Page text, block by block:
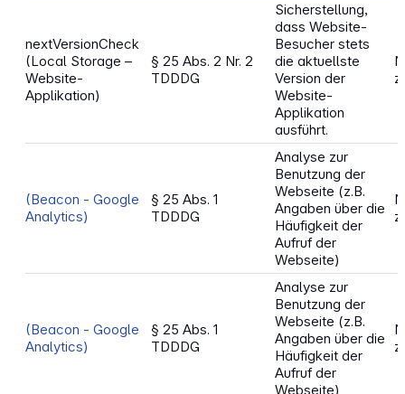
nextVersionCheck
(Local Storage –
Website-
Applikation)
§ 25 Abs. 2 Nr. 2
TDDDG
Sicherstellung,
dass Website-
Besucher stets
die aktuellste
Version der
Website-
Applikation
ausführt.
(Beacon - Google
Analytics)
§ 25 Abs. 1
TDDDG
Analyse zur
Benutzung der
Webseite (z.B.
Angaben über die
Häufigkeit der
Aufruf der
Webseite)
(Beacon - Google
Analytics)
§ 25 Abs. 1
TDDDG
Analyse zur
Benutzung der
Webseite (z.B.
Angaben über die
Häufigkeit der
Aufruf der
Webseite)